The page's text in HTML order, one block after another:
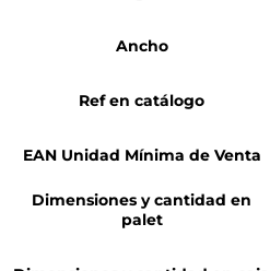
Ancho
Ref en catálogo
EAN Unidad Mínima de Venta
Dimensiones y cantidad en
palet